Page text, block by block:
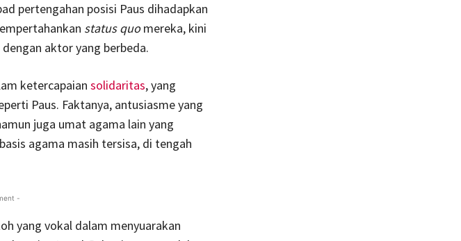
pertengahan posisi Paus dihadapkan
status quomereka, kini
aktor yang berbeda.
ketercapaian solidaritas, yang
Paus. Faktanya, antusiasme yang
juga umat agama lain yang
agama masih tersisa, di tengah
-
yang vokal dalam menyuarakan